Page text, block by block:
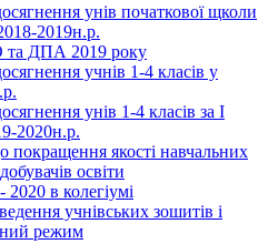
унів початкової щколи
2019н.р.
та ДПА 2019 року
учнів 1-4 класів у
унів 1-4 класів за І
2020н.р.
покращення якості навчальних
освіти
в колегіумі
учнівських зошитів і
режим